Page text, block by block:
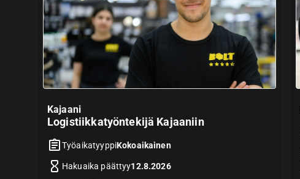
Kajaani
Logistiikkatyöntekijä Kajaaniin
TyöaikatyyppiKokoaikainen
Hakuaika päättyy12.8.2026